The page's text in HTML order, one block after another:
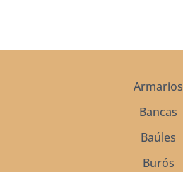
Armarios
Bancas
Baúles
Burós